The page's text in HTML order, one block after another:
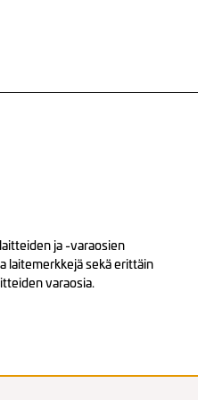
ja -varaosien
laitemerkkejä sekä erittäin
varaosia.